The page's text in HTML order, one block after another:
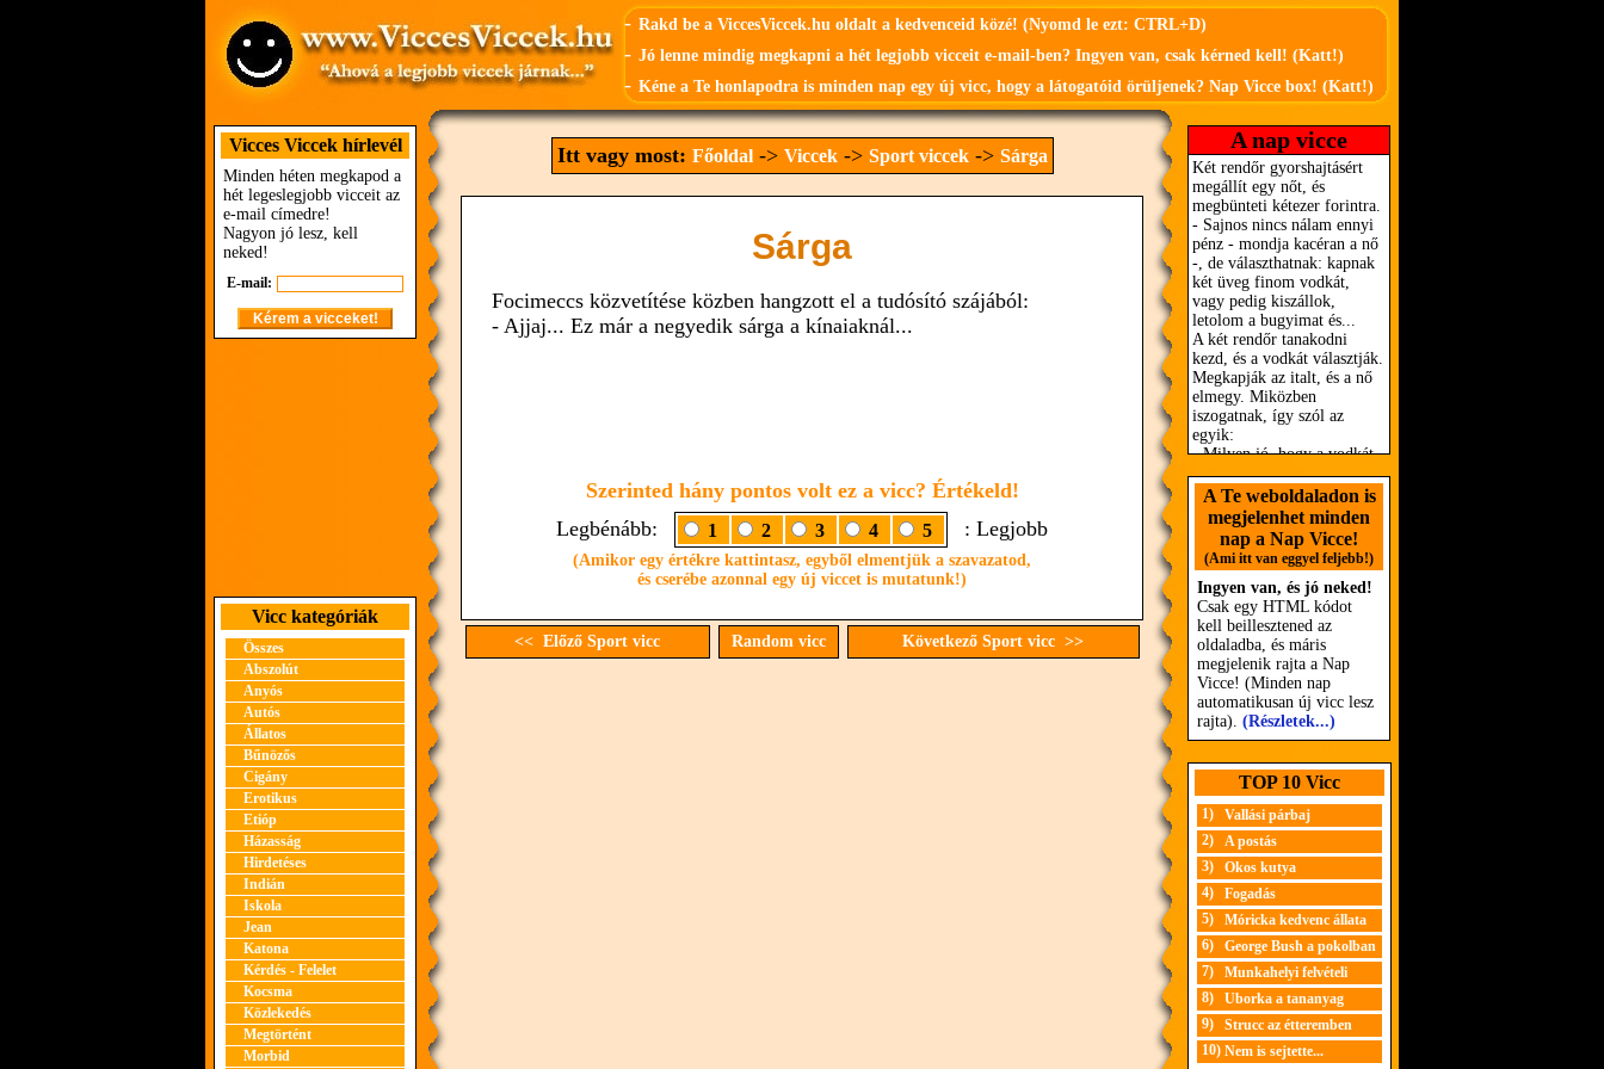
- Rakd be a ViccesViccek.hu oldalt a kedvenceid közé! (Nyomd le ezt: CTRL+D)
- Jó lenne mindig megkapni a hét legjobb vicceit e-mail-ben? Ingyen van, csak kérned kell! (Katt!)
- Kéne a Te honlapodra is minden nap egy új vicc, hogy a látogatóid örüljenek? Nap Vicce box! (Katt!)
Vicces Viccek hírlevél
Minden héten megkapod a
hét legeslegjobb vicceit az
e-mail címedre!
Nagyon jó lesz, kell
neked!
E-mail:
Vicc kategóriák
Összes
Abszolút
Anyós
Autós
Állatos
Bűnözős
Cigány
Erotikus
Etióp
Házasság
Hirdetéses
Indián
Iskola
Jean
Katona
Kérdés - Felelet
Kocsma
Közlekedés
Megtörtént
Morbid
Itt vagy most: Főoldal-> Viccek-> Sport viccek-> Sárga
Sárga
Focimeccs közvetítése közben hangzott el a tudósító szájából:
- Ajjaj... Ez már a negyedik sárga a kínaiaknál...
Szerinted hány pontos volt ez a vicc? Értékeld!
Legbénább:
1 2 3 4 5 : Legjobb
(Amikor egy értékre kattintasz, egyből elmentjük a szavazatod,
és cserébe azonnal egy új viccet is mutatunk!)
<< Előző Sport vicc Random vicc Következő Sport vicc >>
A nap vicce
A Te weboldaladon is
megjelenhet minden
nap a Nap Vicce!
(Ami itt van eggyel feljebb!)
Ingyen van, és jó neked!
Csak egy HTML kódot
kell beillesztened az
oldaladba, és máris
megjelenik rajta a Nap
Vicce! (Minden nap
automatikusan új vicc lesz
rajta). (Részletek...)
TOP 10 Vicc
1)
Vallási párbaj
2)
A postás
3)
Okos kutya
4)
Fogadás
5)
Móricka kedvenc állata
6)
George Bush a pokolban
7)
Munkahelyi felvételi
8)
Uborka a tananyag
9)
Strucc az étteremben
10) Nem is sejtette...